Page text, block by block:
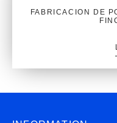
FABRICACION DE